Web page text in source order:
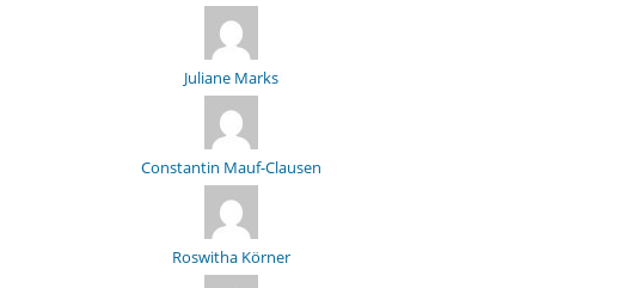
Juliane Marks
Constantin Mauf-Clausen
Roswitha Körner